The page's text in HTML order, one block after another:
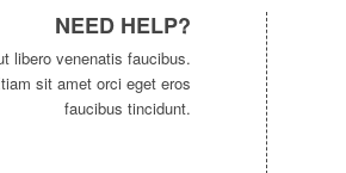
NEED HELP?
libero venenatis faucibus.
sit amet orci eget eros
faucibus tincidunt.